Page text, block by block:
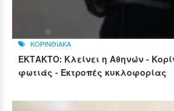
ΚΟΡΙΝΘΙΑΚΑ
ΕΚΤΑΚΤΟ: Κλείνει η Αθηνών -
φωτιάς - Εκτροπές κυκλοφορίας